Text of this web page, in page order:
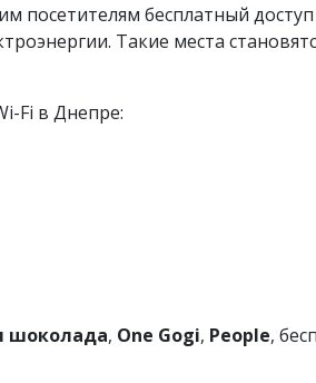
посетителям бесплатный
Такие места
Fi в Днепре:
шоколада, One Gogi, People,